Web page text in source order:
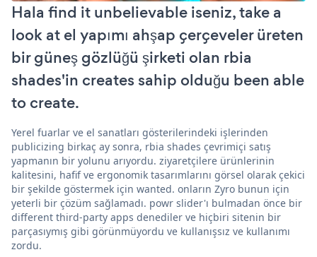
Hala find it unbelievable iseniz, take a
look at el yapımı ahşap çerçeveler üreten
bir güneş gözlüğü şirketi olan rbia
shades'in creates sahip olduğu been able
to create.
Yerel fuarlar ve el sanatları gösterilerindeki işlerinden
publicizing birkaç ay sonra, rbia shades çevrimiçi satış
yapmanın bir yolunu arıyordu. ziyaretçilere ürünlerinin
kalitesini, hafif ve ergonomik tasarımlarını görsel olarak çekici
bir şekilde göstermek için wanted. onların Zyro bunun için
yeterli bir çözüm sağlamadı. powr slider'ı bulmadan önce bir
different third-party apps denediler ve hiçbiri sitenin bir
parçasıymış gibi görünmüyordu ve kullanışsız ve kullanımı
zordu.